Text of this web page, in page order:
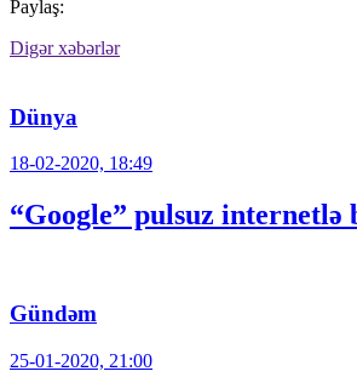
Paylaş:
Digər xəbərlər
Dünya
18-02-2020, 18:49
“Google” pulsuz internetlə
Gündəm
25-01-2020, 21:00